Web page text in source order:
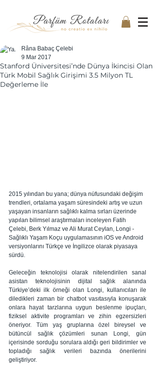
Stanford Üniversitesi’nde Dünya İkincisi Olan
Türk Mobil Sağlık Girişimi 3.5 Milyon TL
Değerleme İle
Râna Babaç Çelebi
9 Mar 2017
2015 yılından bu yana; dünya nüfusundaki değişim
trendleri, ortalama yaşam süresindeki artış ve uzun
yaşayan insanların sağlıklı kalma sırları üzerinde
yapılan bilimsel araştırmaları inceleyen Fatih
Çelebi, Berk Yılmaz ve Ali Murat Ceylan, Longi -
Sağlıklı Yaşam Koçu uygulamasının iOS ve Android
versiyonlarını Türkçe ve İngilizce olarak piyasaya
sürdü.
Geleceğin teknolojisi olarak nitelendirilen sanal
asistan teknolojisinin dijital sağlık alanında
Türkiye’deki ilk örneği olan Longi, kullanıcıları ile
diledikleri zaman bir chatbot vasıtasıyla konuşarak
onlara hayat tarzlarına uygun beslenme ipuçları,
fiziksel aktivite programları ve zihin egzersizleri
öneriyor. Tüm yaş gruplarına özel bireysel ve
bütüncül sağlık çözümleri sunan Longi, gün
içerisinde sorduğu sorulara aldığı geri bildirimler ve
topladığı sağlık verileri bazında önerilerini
geliştiriyor.